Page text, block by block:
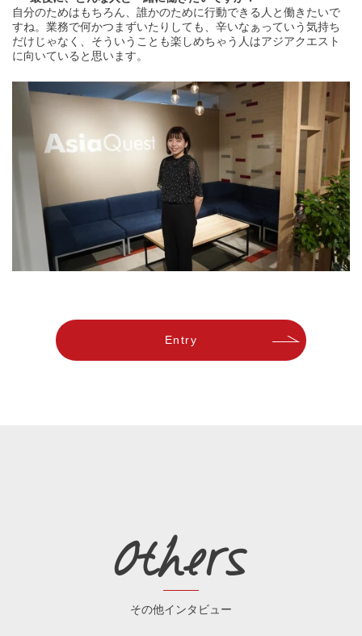
自分のためはもちろん、誰かのために行動できる人と働きたいで
すね。業務で何かつまずいたりしても、辛いなぁっていう気持ち
だけじゃなく、そういうことも楽しめちゃう人はアジアクエスト
に向いていると思います。
Entry
Others
その他インタビュー